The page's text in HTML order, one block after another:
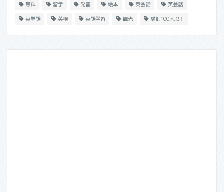
無料 留学 発音 絵本 英会話 英会話
英単語 英検 英語学習 観光 講師100人以上